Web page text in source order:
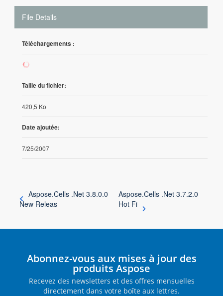
File Details
Téléchargements :
11
Taille du fichier:
420,5 Ko
Date ajoutée:
7/25/2007
Aspose.Cells .Net 3.8.0.0
New Releas
Aspose.Cells .Net 3.7.2.0
Hot Fi
Abonnez-vous aux mises à jour des
produits Aspose
Recevez des newsletters et des offres mensuelles
directement dans votre boîte aux lettres.